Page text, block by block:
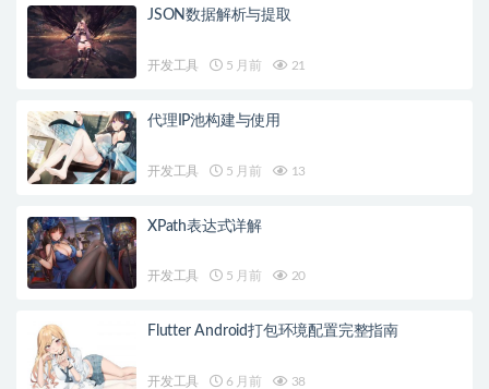
JSON数据解析与提取
开发工具 5 月前 21
代理IP池构建与使用
开发工具 5 月前 13
XPath表达式详解
开发工具 5 月前 20
Flutter Android打包环境配置完整指南
开发工具 6 月前 38